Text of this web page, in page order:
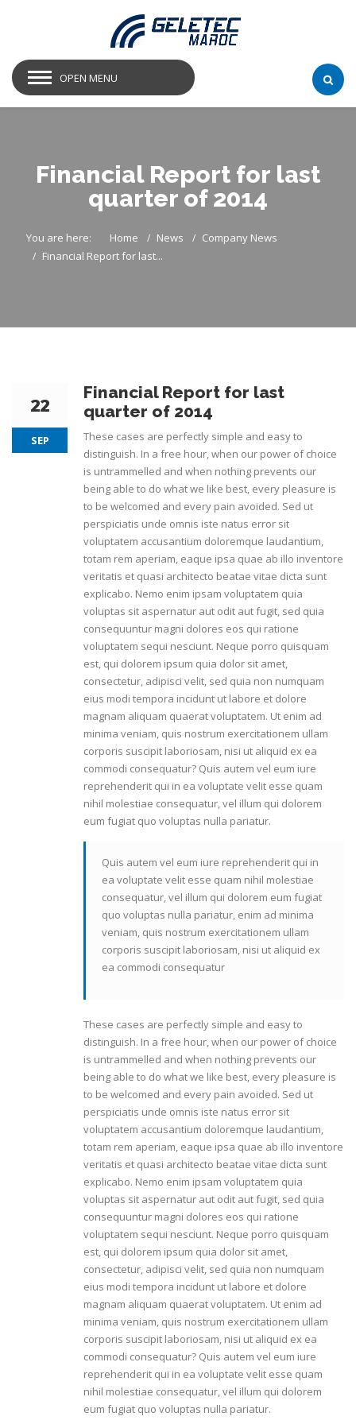
OPEN MENU
Financial Report for last
quarter of 2014
You are here: Home News
Company News
Financial Report for last...
22
SEP
Financial Report for last
quarter of 2014
These cases are perfectly simple and easy to
distinguish. In a free hour, when our power of choice
is untrammelled and when nothing prevents our
being able to do what we like best, every pleasure is
to be welcomed and every pain avoided. Sed ut
perspiciatis unde omnis iste natus error sit
voluptatem accusantium doloremque laudantium,
totam rem aperiam, eaque ipsa quae ab illo inventore
veritatis et quasi architecto beatae vitae dicta sunt
explicabo. Nemo enim ipsam voluptatem quia
voluptas sit aspernatur aut odit aut fugit, sed quia
consequuntur magni dolores eos qui ratione
voluptatem sequi nesciunt. Neque porro quisquam
est, qui dolorem ipsum quia dolor sit amet,
consectetur, adipisci velit, sed quia non numquam
eius modi tempora incidunt ut labore et dolore
magnam aliquam quaerat voluptatem. Ut enim ad
minima veniam, quis nostrum exercitationem ullam
corporis suscipit laboriosam, nisi ut aliquid ex ea
commodi consequatur? Quis autem vel eum iure
reprehenderit qui in ea voluptate velit esse quam
nihil molestiae consequatur, vel illum qui dolorem
eum fugiat quo voluptas nulla pariatur.
Quis autem vel eum iure reprehenderit qui in
ea voluptate velit esse quam nihil molestiae
consequatur, vel illum qui dolorem eum fugiat
quo voluptas nulla pariatur, enim ad minima
veniam, quis nostrum exercitationem ullam
corporis suscipit laboriosam, nisi ut aliquid ex
ea commodi consequatur
These cases are perfectly simple and easy to
distinguish. In a free hour, when our power of choice
is untrammelled and when nothing prevents our
being able to do what we like best, every pleasure is
to be welcomed and every pain avoided. Sed ut
perspiciatis unde omnis iste natus error sit
voluptatem accusantium doloremque laudantium,
totam rem aperiam, eaque ipsa quae ab illo inventore
veritatis et quasi architecto beatae vitae dicta sunt
explicabo. Nemo enim ipsam voluptatem quia
voluptas sit aspernatur aut odit aut fugit, sed quia
consequuntur magni dolores eos qui ratione
voluptatem sequi nesciunt. Neque porro quisquam
est, qui dolorem ipsum quia dolor sit amet,
consectetur, adipisci velit, sed quia non numquam
eius modi tempora incidunt ut labore et dolore
magnam aliquam quaerat voluptatem. Ut enim ad
minima veniam, quis nostrum exercitationem ullam
corporis suscipit laboriosam, nisi ut aliquid ex ea
commodi consequatur? Quis autem vel eum iure
reprehenderit qui in ea voluptate velit esse quam
nihil molestiae consequatur, vel illum qui dolorem
eum fugiat quo voluptas nulla pariatur.